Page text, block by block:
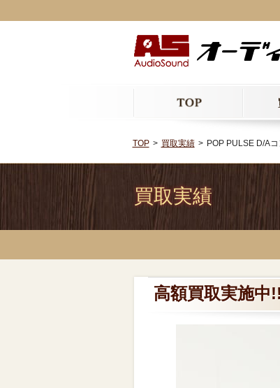
TOP 買取実績 POP PULSE D/A
買取実績
高額買取実施中